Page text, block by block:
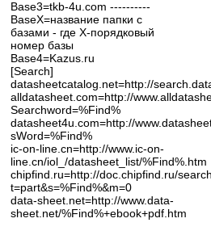
Base3=tkb-4u.com ----------
BaseX=название папки с
базами - где Х-порядковый
номер базы
Base4=Kazus.ru
[Search]
datasheetcatalog.net=http://
alldatasheet.com=http://
Searchword=%Find%
datasheet4u.com=http://
sWord=%Find%
ic-on-line.cn=http://www.ic-on-
line.cn/iol_/datasheet_list/%Find%.htm
chipfind.ru=http://doc.chipfind.ru/
t=part&s=%Find%&m=0
data-sheet.net=http://www.data-
sheet.net/%Find%+ebook+pdf.htm